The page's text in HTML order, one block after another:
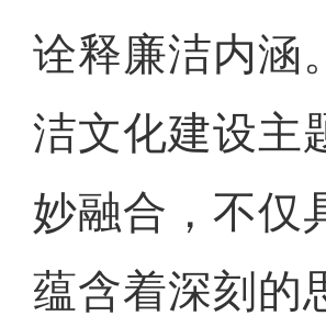
诠释廉洁内涵
洁文化建设主
妙融合，不仅
蕴含着深刻的